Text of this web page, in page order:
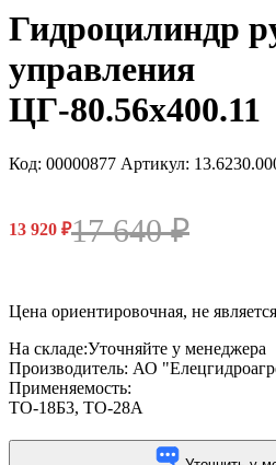
Гидроцилиндр
управления
ЦГ-80.56х400.11
Код: 00000877 Артикул:
13 920 ₽17 640₽
Цена ориентировочная, не
На складе:Уточняйте у менеджера
Производитель: АО
Применяемость:
ТО-18Б3, ТО-28А